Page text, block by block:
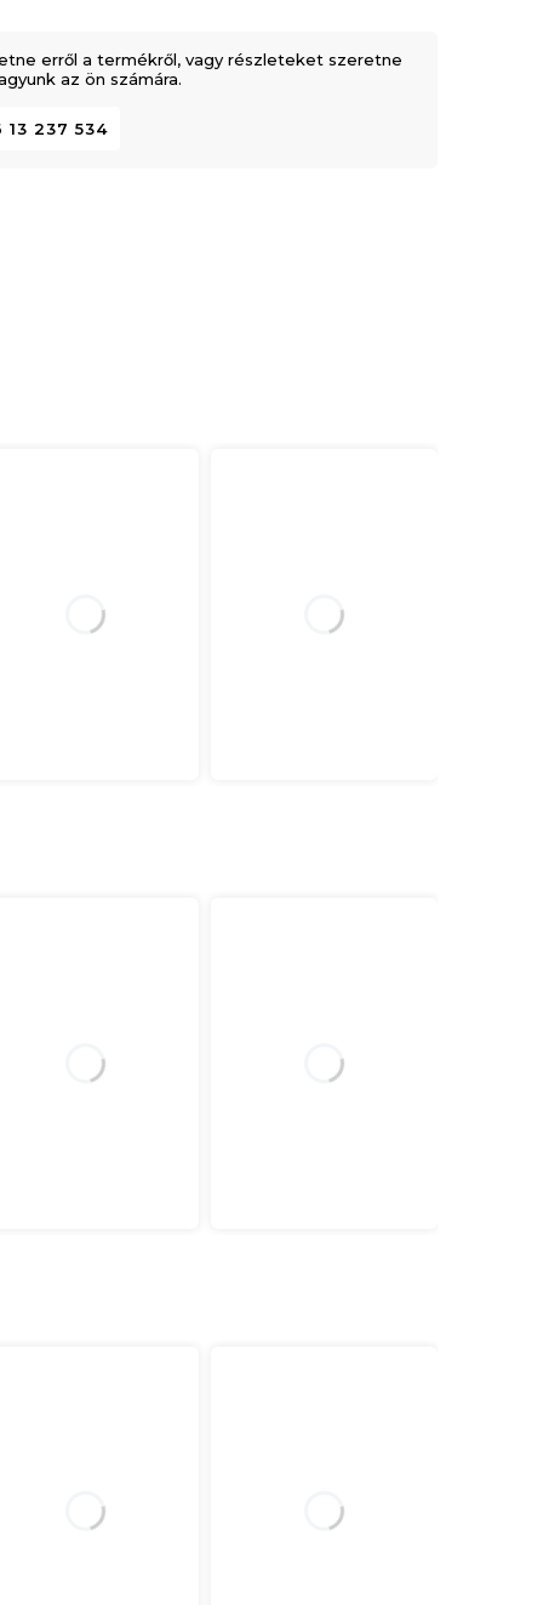
erről a termékről, vagy részleteket szeretne
az ön számára.
13 237 534